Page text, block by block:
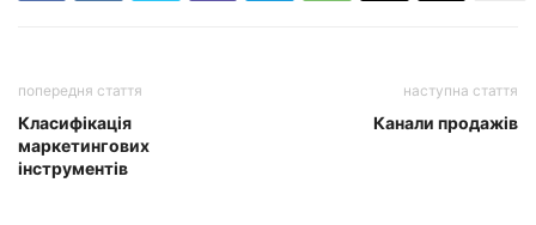
попередня стаття
Класифікація
маркетингових
інструментів
наступна стаття
Канали продажів